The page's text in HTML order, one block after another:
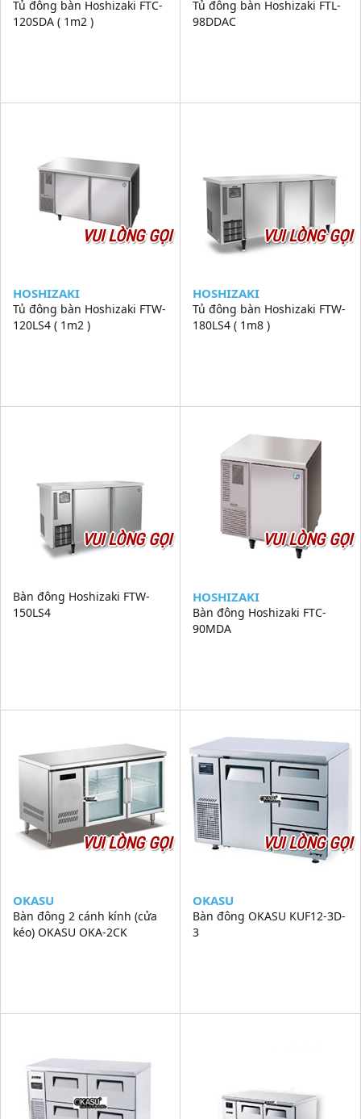
Tủ đông bàn Hoshizaki FTC-
120SDA ( 1m2 )
Tủ đông bàn Hoshizaki FTL-
98DDAC
VUI LÒNG GỌI
HOSHIZAKI
Tủ đông bàn Hoshizaki FTW-
120LS4 ( 1m2 )
VUI LÒNG GỌI
HOSHIZAKI
Tủ đông bàn Hoshizaki FTW-
180LS4 ( 1m8 )
VUI LÒNG GỌI
Bàn đông Hoshizaki FTW-
150LS4
VUI LÒNG GỌI
HOSHIZAKI
Bàn đông Hoshizaki FTC-
90MDA
VUI LÒNG GỌI
OKASU
Bàn đông 2 cánh kính (cửa
kéo) OKASU OKA-2CK
VUI LÒNG GỌI
OKASU
Bàn đông OKASU KUF12-3D-
3